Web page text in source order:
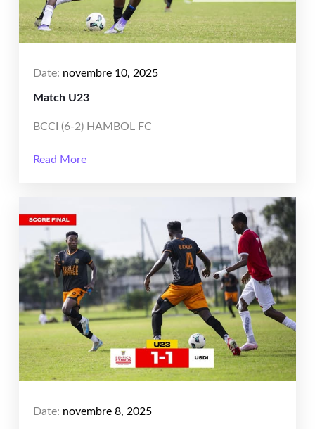
Date: novembre 10, 2025
Match U23
BCCI (6-2) HAMBOL FC
Read More
Date: novembre 8, 2025